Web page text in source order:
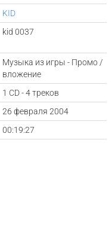
KID
kid 0037
Музыка из игры - Промо /
вложение
1 CD - 4 треков
26 февраля 2004
00:19:27